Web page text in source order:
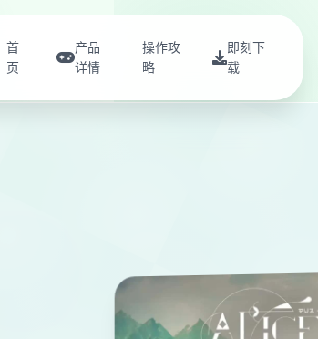
首
页
产品
详情
操作攻
略
即刻下
载